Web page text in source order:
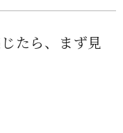
たら、まず見